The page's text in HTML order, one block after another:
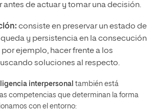
antes de actuar y tomar una decisión.
consiste en preservar un estado de
y persistencia en la consecución
ejemplo, hacer frente a los
soluciones al respecto.
interpersonal también está
competencias que determinan la forma
con el entorno: